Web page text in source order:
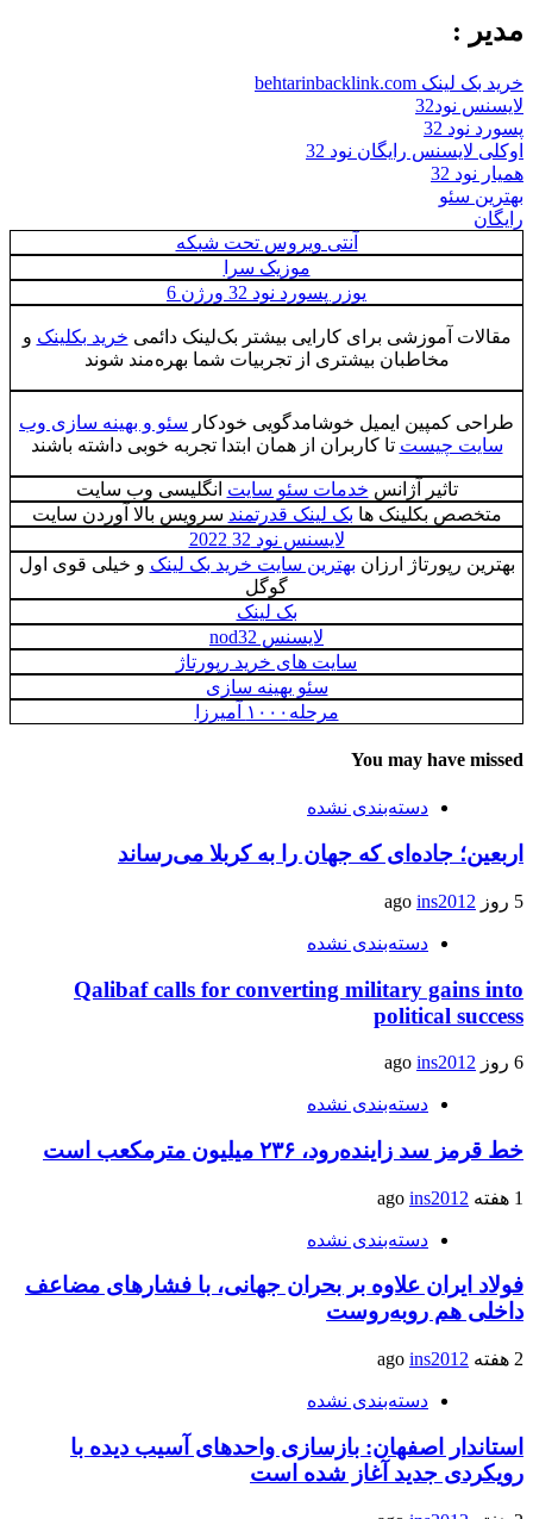
مدیر :
خرید بک لینک behtarinbacklink.com
لایسنس نود32
پسورد نود 32
اوکلی لایسنس رایگان نود 32
همیار نود 32
بهترین سئو
رایگان
آنتی ویروس تحت شبکه
موزیک سرا
یوزر پسورد نود 32 ورژن 6
مقالات آموزشی برای کارایی بیشتر بک‌لینک دائمی خرید بکلینک و
مخاطبان بیشتری از تجربیات شما بهره‌مند شوند
طراحی کمپین ایمیل خوشامدگویی خودکار سئو و بهینه سازی وب
سایت چیست تا کاربران از همان ابتدا تجربه خوبی داشته باشند
تاثیر آژانس خدمات سئو سایت انگلیسی وب سایت
متخصص بکلینک ها بک لینک قدرتمند سرویس بالا آوردن سایت
لایسنس نود 32 2022
بهترین رپورتاژ ارزان بهترین سایت خرید بک لینک و خیلی قوی اول
گوگل
بک لینک
لایسنس nod32
سایت های خرید رپورتاژ
سئو بهینه سازی
مرحله۱۰۰۰ آمیرزا
You may have missed
دسته‌بندی نشده
اربعین؛ جاده‌ای که جهان را به کربلا می‌رساند
5 روز ago ins2012
دسته‌بندی نشده
Qalibaf calls for converting military gains into
political success
6 روز ago ins2012
دسته‌بندی نشده
خط قرمز سد زاینده‌رود، ۲۳۶ میلیون مترمکعب است
1 هفته ago ins2012
دسته‌بندی نشده
فولاد ایران علاوه بر بحران جهانی، با فشارهای مضاعف
داخلی هم روبه‌روست
2 هفته ago ins2012
دسته‌بندی نشده
استاندار اصفهان: بازسازی واحدهای آسیب دیده با
رویکردی جدید آغاز شده است